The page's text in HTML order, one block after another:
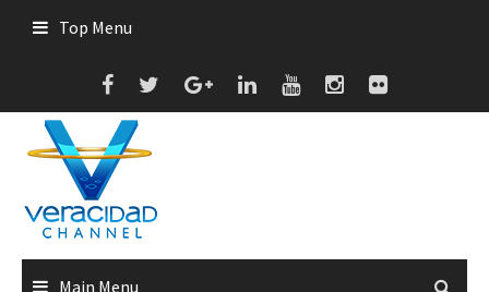
Top Menu
Main Menu